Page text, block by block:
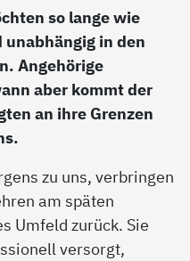
so lange wie
in den
Angehörige
aber kommt der
an ihre Grenzen
zu uns, verbringen
am späten
Umfeld zurück. Sie
versorgt,